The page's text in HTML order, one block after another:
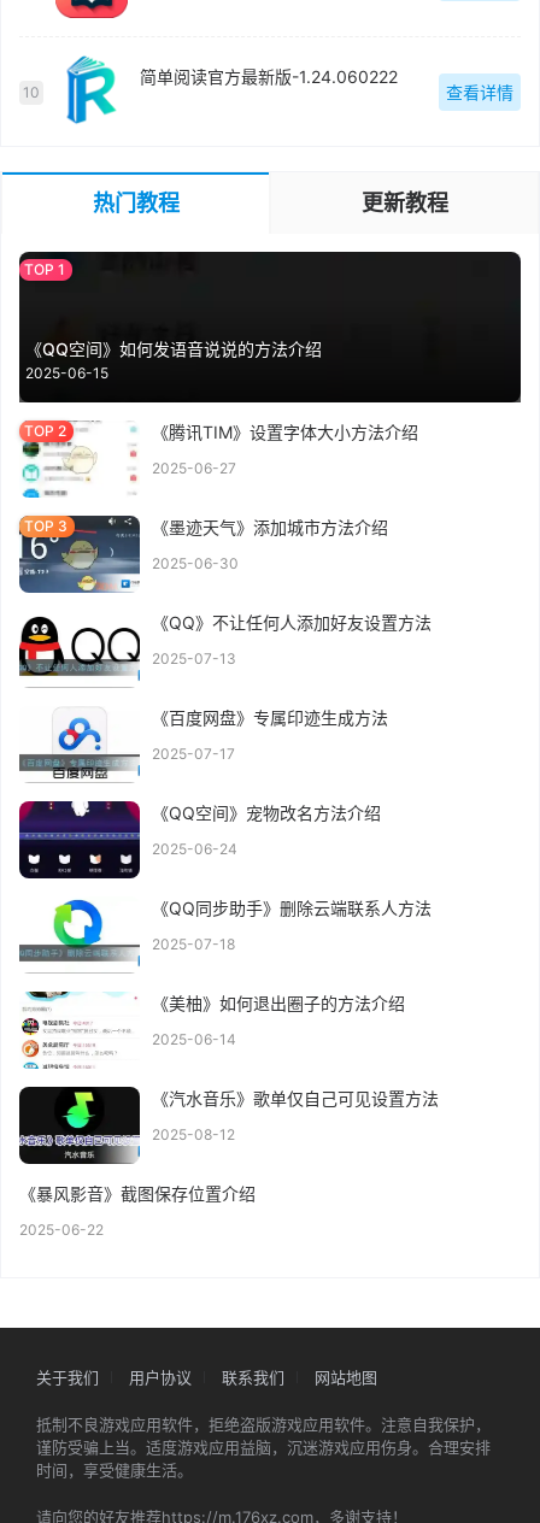
10
简单阅读官方最新版-1.24.060222
查看详情
热门教程 更新教程
《QQ空间》如何发语音说说的方法介绍
2025-06-15
《腾讯TIM》设置字体大小方法介绍
2025-06-27
《墨迹天气》添加城市方法介绍
2025-06-30
《QQ》不让任何人添加好友设置方法
2025-07-13
《百度网盘》专属印迹生成方法
2025-07-17
《QQ空间》宠物改名方法介绍
2025-06-24
《QQ同步助手》删除云端联系人方法
2025-07-18
《美柚》如何退出圈子的方法介绍
2025-06-14
《汽水音乐》歌单仅自己可见设置方法
2025-08-12
《暴风影音》截图保存位置介绍
2025-06-22
关于我们 用户协议 联系我们 网站地图
抵制不良游戏应用软件，拒绝盗版游戏应用软件。注意自我保护，
谨防受骗上当。适度游戏应用益脑，沉迷游戏应用伤身。合理安排
时间，享受健康生活。
请向您的好友推荐https://m.176xz.com，多谢支持！